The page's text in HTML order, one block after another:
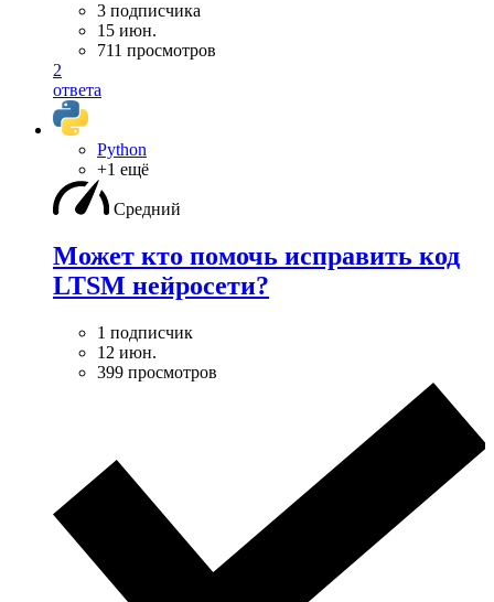
3 подписчика
15 июн.
711 просмотров
2
ответа
Python
+1 ещё
Средний
Может кто помочь исправить код
LTSM нейросети?
1 подписчик
12 июн.
399 просмотров